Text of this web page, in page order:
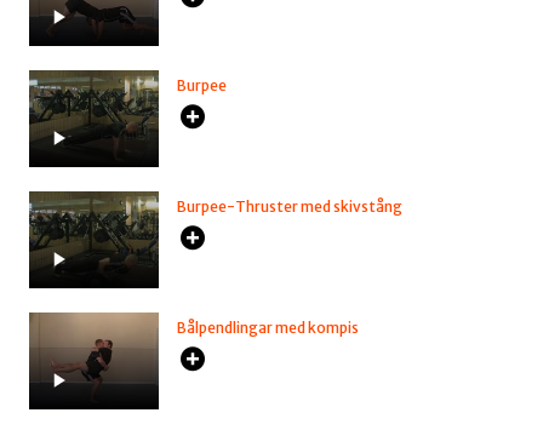
Burpee
Burpee-Thruster med skivstång
Bålpendlingar med kompis